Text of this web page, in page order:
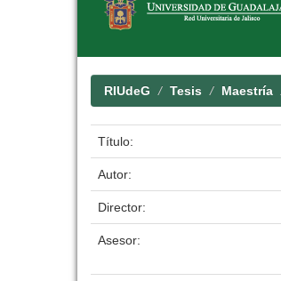
RIUdeG Tesis Maestría
Título:
Autor:
Director:
Asesor: